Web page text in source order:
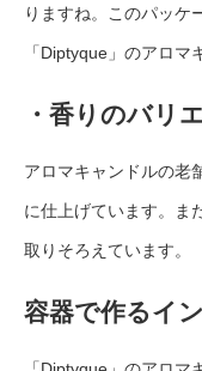
りますね。このパッケ
「Diptyque」のアロマ
・香りのバリ
アロマキャンドルの老
に仕上げています。ま
取りそろえています。
容器で作るイ